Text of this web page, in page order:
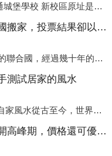
白土村1.深圳曼徹斯通城堡學校 新校區原址是蛇口國際據悉，此次曼徹斯通城堡學校搬遷到蛇口新校區的開辦與蛇口外籍人員子女學校（蛇口國際）有很大的關聯。2021年，太子灣實驗部就宣布在2022年正式并入蛇口外籍
白土村俄提議聯合國搬家，投票結果卻以慘敗收場
白土村成立于1945年的聯合國，經過幾十年的發展，如今擁有193個成員國。擁有如此眾多會員國的聯合國，可以說是世界上最具代表性的國際組織，也是世界上分量最重、有著較高話語權的國際組織。但以美國為首的西方國家
測試居家的風水
白土村教您怎樣測試自家風水從古至今，世界各地的人們都在研究人在乾坤中的位置以及它們所形成的關系。通過探究季節轉換、星象變化，并且在所觀測到的自然規律的指導下，人們開始認識到居住在不同住宅中的人，其一生中的財
白土村教您搬家錯開高峰期，價格還可優惠！